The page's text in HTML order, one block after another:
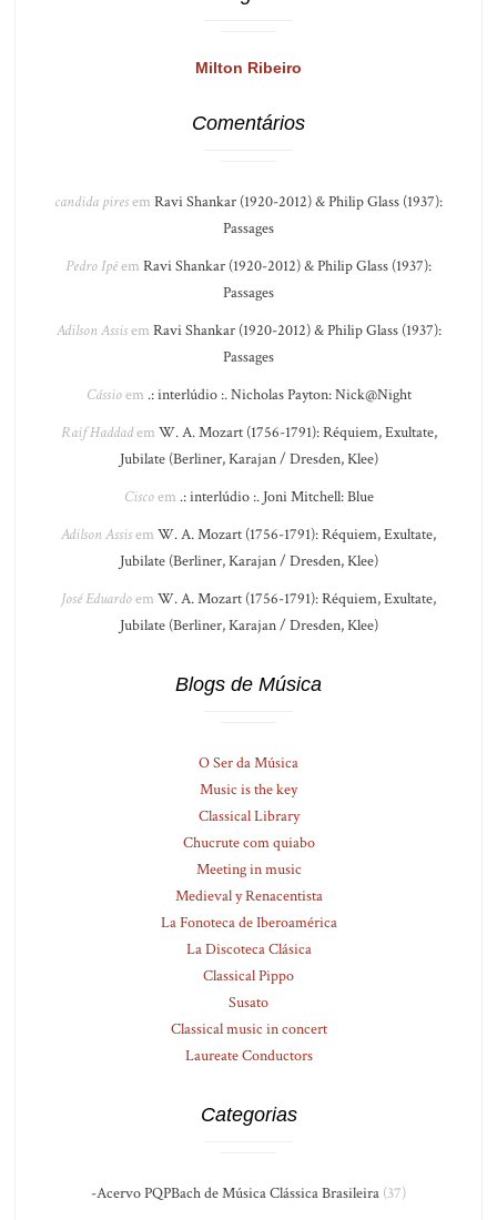
Milton Ribeiro
Comentários
candida piresem Ravi Shankar (1920-2012) & Philip Glass (1937):
Passages
Pedro Ipêem Ravi Shankar (1920-2012) & Philip Glass (1937):
Passages
Adilson Assisem Ravi Shankar (1920-2012) & Philip Glass (1937):
Passages
Cássioem .: interlúdio :. Nicholas Payton: Nick@Night
Raif Haddadem W. A. Mozart (1756-1791): Réquiem, Exultate,
Jubilate (Berliner, Karajan / Dresden, Klee)
Ciscoem .: interlúdio :. Joni Mitchell: Blue
Adilson Assisem W. A. Mozart (1756-1791): Réquiem, Exultate,
Jubilate (Berliner, Karajan / Dresden, Klee)
José Eduardoem W. A. Mozart (1756-1791): Réquiem, Exultate,
Jubilate (Berliner, Karajan / Dresden, Klee)
Blogs de Música
O Ser da Música
Music is the key
Classical Library
Chucrute com quiabo
Meeting in music
Medieval y Renacentista
La Fonoteca de Iberoamérica
La Discoteca Clásica
Classical Pippo
Susato
Classical music in concert
Laureate Conductors
Categorias
-Acervo PQPBach de Música Clássica Brasileira (37)